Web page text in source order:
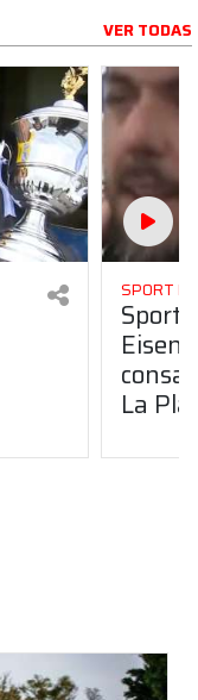
VER TODAS
SPORT
Sport
La